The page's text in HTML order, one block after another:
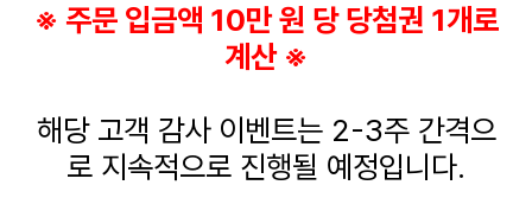
※ 주문 입금액 10만 원 당 당첨권 1개로
계산 ※
해당 고객 감사 이벤트는 2-3주 간격으
로 지속적으로 진행될 예정입니다.